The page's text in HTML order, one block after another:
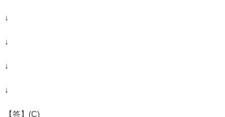
↓
↓
↓
↓
【答】(C)